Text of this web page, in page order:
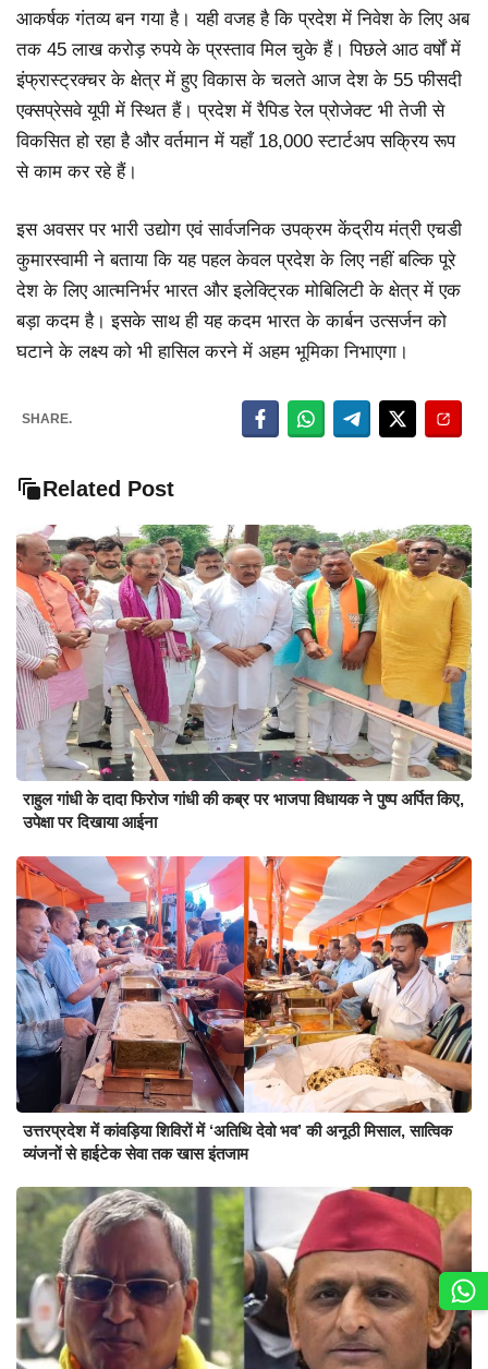
आकर्षक गंतव्य बन गया है। यही वजह है कि प्रदेश में निवेश के लिए अब
तक 45 लाख करोड़ रुपये के प्रस्ताव मिल चुके हैं। पिछले आठ वर्षों में
इंफ्रास्ट्रक्चर के क्षेत्र में हुए विकास के चलते आज देश के 55 फीसदी
एक्सप्रेसवे यूपी में स्थित हैं। प्रदेश में रैपिड रेल प्रोजेक्ट भी तेजी से
विकसित हो रहा है और वर्तमान में यहाँ 18,000 स्टार्टअप सक्रिय रूप
से काम कर रहे हैं।
इस अवसर पर भारी उद्योग एवं सार्वजनिक उपक्रम केंद्रीय मंत्री एचडी
कुमारस्वामी ने बताया कि यह पहल केवल प्रदेश के लिए नहीं बल्कि पूरे
देश के लिए आत्मनिर्भर भारत और इलेक्ट्रिक मोबिलिटी के क्षेत्र में एक
बड़ा कदम है। इसके साथ ही यह कदम भारत के कार्बन उत्सर्जन को
घटाने के लक्ष्य को भी हासिल करने में अहम भूमिका निभाएगा।
SHARE.
Related Post
राहुल गांधी के दादा फिरोज गांधी की कब्र पर भाजपा विधायक ने पुष्प अर्पित किए,
उपेक्षा पर दिखाया आईना
उत्तरप्रदेश में कांवड़िया शिविरों में ‘अतिथि देवो भव’ की अनूठी मिसाल, सात्विक
व्यंजनों से हाईटेक सेवा तक खास इंतजाम